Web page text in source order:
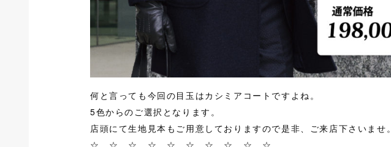
何と言っても今回の目玉はカシミアコートですよね。
5色からのご選択となります。
店頭にて生地見本もご用意しておりますので是非、ご来店下さいませ。
☆ ☆ ☆ ☆ ☆ ☆ ☆ ☆ ☆ ☆